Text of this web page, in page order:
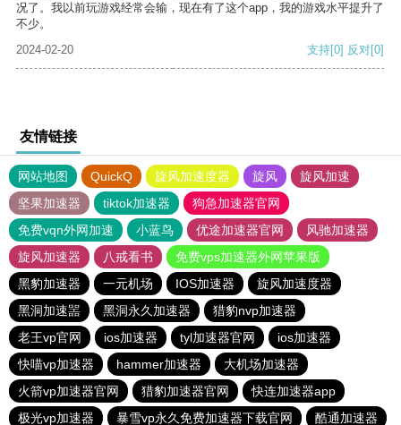
况了。我以前玩游戏经常会输，现在有了这个app，我的游戏水平提升了
不少。
2024-02-20
支持[0] 反对[0]
友情链接
网站地图 QuickQ 旋风加速度器 旋风
旋风加速
坚果加速器
tiktok加速器
狗急加速器官网
免费vqn外网加速
小蓝鸟 优途加速器官网
风驰加速器
旋风加速器
八戒看书
免费vps加速器外网苹果版
黑豹加速器
一元机场 IOS加速器
旋风加速度器
黑洞加速噐
黑洞永久加速器
猎豹nvp加速器
老王vp官网
ios加速器 tyl加速器官网
ios加速器
快喵vp加速器
hammer加速器
大机场加速器
火箭vp加速器官网
猎豹加速器官网
快连加速器app
极光vp加速器
暴雪vp永久免费加速器下载官网 酷通加速器